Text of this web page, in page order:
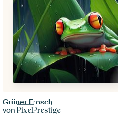
Grüner Frosch
vonPixelPrestige